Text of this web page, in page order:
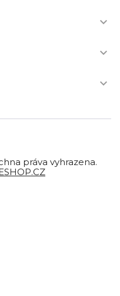



práva vyhrazena.